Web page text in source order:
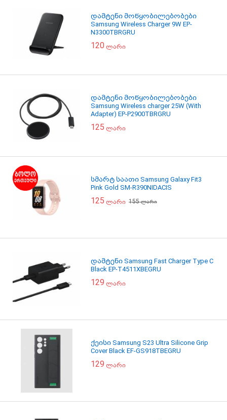
დამტენი მოწყობილებობები
Samsung Wireless Charger 9W EP-
N3300TBRGRU
120 ლარი
დამტენი მოწყობილებობები
Samsung Wireless charger 25W (With
Adapter) EP-P2900TBRGRU
125 ლარი
სმარტ საათი Samsung Galaxy Fit3
Pink Gold SM-R390NIDACIS
125 ლარი 155ლარი
დამტენი Samsung Fast Charger Type C
Black EP-T4511XBEGRU
129 ლარი
ქეისი Samsung S23 Ultra Silicone Grip
Cover Black EF-GS918TBEGRU
129 ლარი